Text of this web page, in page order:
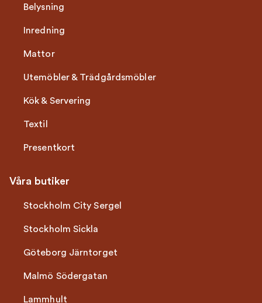
Belysning
Inredning
Mattor
Utemöbler & Trädgårdsmöbler
Kök & Servering
Textil
Presentkort
Våra butiker
Stockholm City Sergel
Stockholm Sickla
Göteborg Järntorget
Malmö Södergatan
Lammhult